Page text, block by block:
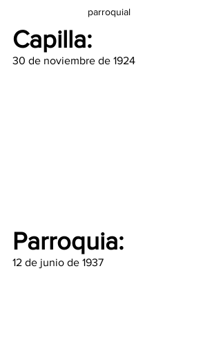
parroquial
Capilla:
30 de noviembre de 1924
Parroquia:
12 de junio de 1937